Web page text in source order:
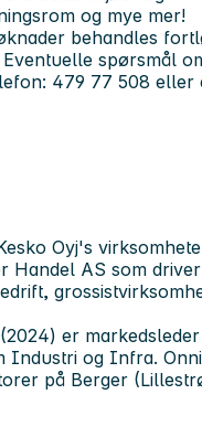
og mye mer!
behandles
spørsmål
479 77 508 eller
Oyj's
Handel AS som
er
Industri og Infra.
på Berger